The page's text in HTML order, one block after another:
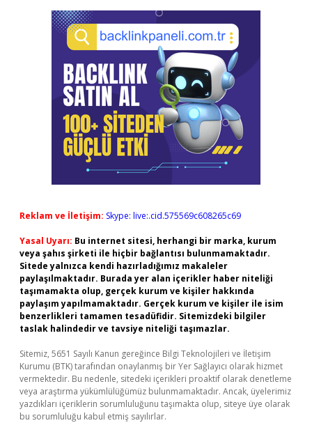
Reklam ve İletişim: Skype: live:.cid.575569c608265c69
Yasal Uyarı: Bu internet sitesi, herhangi bir marka, kurum
veya şahıs şirketi ile hiçbir bağlantısı bulunmamaktadır.
Sitede yalnızca kendi hazırladığımız makaleler
paylaşılmaktadır. Burada yer alan içerikler haber niteliği
taşımamakta olup, gerçek kurum ve kişiler hakkında
paylaşım yapılmamaktadır. Gerçek kurum ve kişiler ile isim
benzerlikleri tamamen tesadüfidir. Sitemizdeki bilgiler
taslak halindedir ve tavsiye niteliği taşımazlar.
Sitemiz, 5651 Sayılı Kanun gereğince Bilgi Teknolojileri ve İletişim
Kurumu (BTK) tarafından onaylanmış bir Yer Sağlayıcı olarak hizmet
vermektedir. Bu nedenle, sitedeki içerikleri proaktif olarak denetleme
veya araştırma yükümlülüğümüz bulunmamaktadır. Ancak, üyelerimiz
yazdıkları içeriklerin sorumluluğunu taşımakta olup, siteye üye olarak
bu sorumluluğu kabul etmiş sayılırlar.